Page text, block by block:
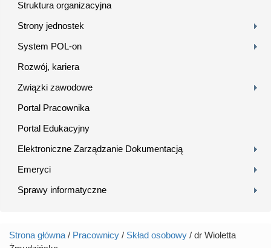
Struktura organizacyjna
Strony jednostek
System POL-on
Rozwój, kariera
Związki zawodowe
Portal Pracownika
Portal Edukacyjny
Elektroniczne Zarządzanie Dokumentacją
Emeryci
Sprawy informatyczne
Strona główna / Pracownicy / Skład osobowy / dr Wioletta